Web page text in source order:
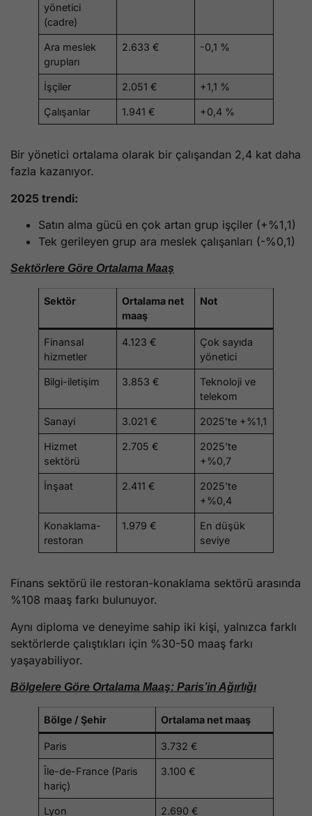
yönetici
(cadre)
Ara meslek
grupları
2.633 € -0,1 %
İşçiler 2.051 € +1,1 %
Çalışanlar 1.941 € +0,4 %
Bir yönetici ortalama olarak bir çalışandan 2,4 kat daha
fazla kazanıyor.
2025 trendi:
Satın alma gücü en çok artan grup işçiler (+%1,1)
Tek gerileyen grup ara meslek çalışanları (-%0,1)
Sektörlere Göre Ortalama Maaş
Sektör
Ortalama net
maaş
Not
Finansal
hizmetler
4.123 €
Çok sayıda
yönetici
Bilgi-iletişim 3.853 €
Teknoloji ve
telekom
Sanayi 3.021 € 2025’te +%1,1
Hizmet
sektörü
2.705 €
2025’te
+%0,7
İnşaat 2.411 €
2025’te
+%0,4
Konaklama-
restoran
1.979 €
En düşük
seviye
Finans sektörü ile restoran-konaklama sektörü arasında
%108 maaş farkı bulunuyor.
Aynı diploma ve deneyime sahip iki kişi, yalnızca farklı
sektörlerde çalıştıkları için %30-50 maaş farkı
yaşayabiliyor.
Bölgelere Göre Ortalama Maaş: Paris’in Ağırlığı
Bölge / Şehir Ortalama net maaş
Paris 3.732 €
Île-de-France (Paris
hariç)
3.100 €
Lyon 2.690 €